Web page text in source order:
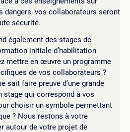
dangers, vos collaborateurs seront
sécurité.
également des stages de
initiale d’habilitation
mettre en œuvre un programme
de vos collaborateurs ?
sait faire preuve d’une grande
stage qui correspond à vos
choisir un symbole permettant
? Nous restons à votre
autour de votre projet de